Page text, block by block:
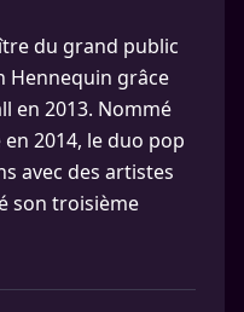
du grand public
Hennequin grâce
en 2013. Nommé
2014, le duo pop
avec des artistes
son troisième